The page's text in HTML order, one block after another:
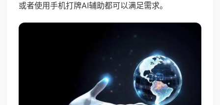
或者使用手机打牌AI辅助都可以满足需求。